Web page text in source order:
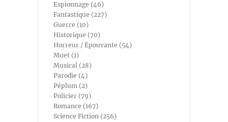
Espionnage (46)
Fantastique (227)
Guerre (10)
Historique (70)
Horreur / Épouvante (54)
Muet (1)
Musical (28)
Parodie (4)
Péplum (2)
Policier (79)
Romance (167)
Science Fiction (256)